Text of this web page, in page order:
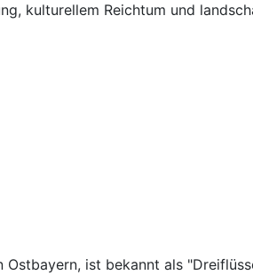
kulturellem Reichtum und
ist bekannt als